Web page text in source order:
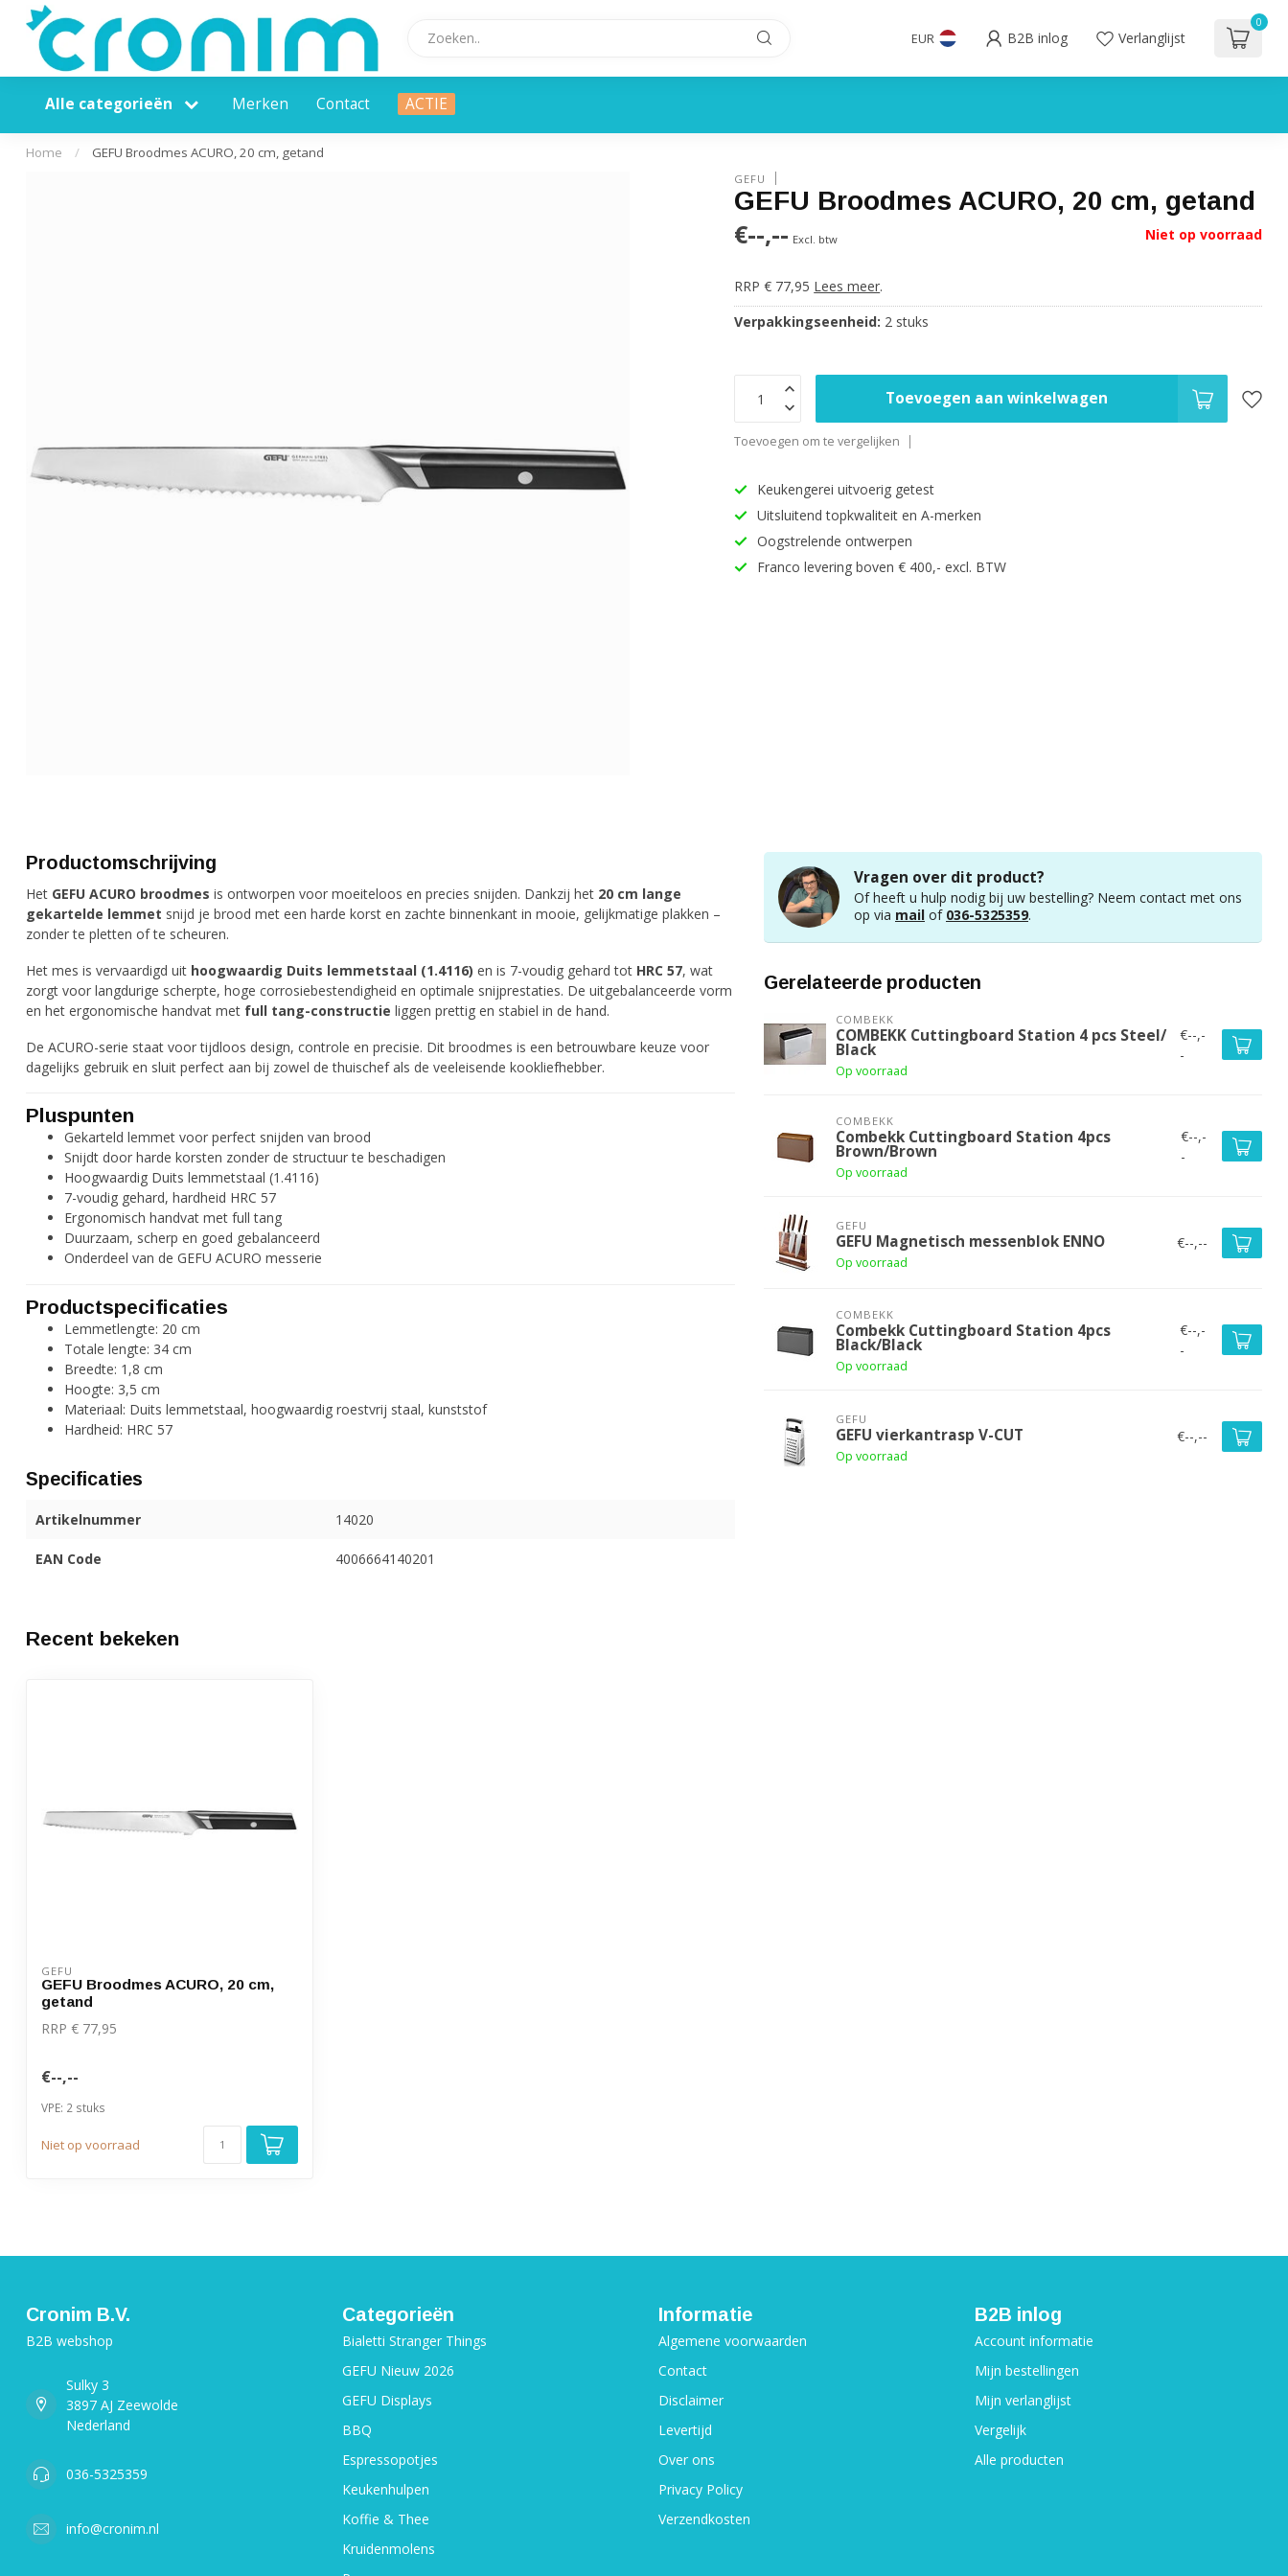
EUR B2B inlog Verlanglijst
0
Alle categorieën Merken Contact ACTIE
Home / GEFU Broodmes ACURO, 20 cm, getand
GEFU
GEFU Broodmes ACURO, 20 cm, getand
€--,-- Excl. btw Niet op voorraad
RRP € 77,95 Lees meer.
Verpakkingseenheid: 2 stuks
Toevoegen aan winkelwagen
Toevoegen om te vergelijken
Keukengerei uitvoerig getest
Uitsluitend topkwaliteit en A-merken
Oogstrelende ontwerpen
Franco levering boven € 400,- excl. BTW
Productomschrijving
Het GEFU ACURO broodmes is ontworpen voor moeiteloos en precies snijden. Dankzij het 20 cm lange
gekartelde lemmet snijd je brood met een harde korst en zachte binnenkant in mooie, gelijkmatige plakken –
zonder te pletten of te scheuren.
Het mes is vervaardigd uit hoogwaardig Duits lemmetstaal (1.4116) en is 7-voudig gehard tot HRC 57, wat
zorgt voor langdurige scherpte, hoge corrosiebestendigheid en optimale snijprestaties. De uitgebalanceerde vorm
en het ergonomische handvat met full tang-constructie liggen prettig en stabiel in de hand.
De ACURO-serie staat voor tijdloos design, controle en precisie. Dit broodmes is een betrouwbare keuze voor
dagelijks gebruik en sluit perfect aan bij zowel de thuischef als de veeleisende kookliefhebber.
Pluspunten
Gekarteld lemmet voor perfect snijden van brood
Snijdt door harde korsten zonder de structuur te beschadigen
Hoogwaardig Duits lemmetstaal (1.4116)
7-voudig gehard, hardheid HRC 57
Ergonomisch handvat met full tang
Duurzaam, scherp en goed gebalanceerd
Onderdeel van de GEFU ACURO messerie
Productspecificaties
Lemmetlengte: 20 cm
Totale lengte: 34 cm
Breedte: 1,8 cm
Hoogte: 3,5 cm
Materiaal: Duits lemmetstaal, hoogwaardig roestvrij staal, kunststof
Hardheid: HRC 57
Specificaties
Artikelnummer 14020
EAN Code 4006664140201
Vragen over dit product?
Of heeft u hulp nodig bij uw bestelling? Neem contact met ons
op via mail of 036-5325359.
Gerelateerde producten
COMBEKK
COMBEKK Cuttingboard Station 4 pcs Steel/
Black
Op voorraad
€--,-
-
COMBEKK
Combekk Cuttingboard Station 4pcs
Brown/Brown
Op voorraad
€--,-
-
GEFU
GEFU Magnetisch messenblok ENNO
Op voorraad
€--,--
COMBEKK
Combekk Cuttingboard Station 4pcs
Black/Black
Op voorraad
€--,-
-
GEFU
GEFU vierkantrasp V-CUT
Op voorraad
€--,--
Recent bekeken
GEFU
GEFU Broodmes ACURO, 20 cm,
getand
RRP € 77,95
€--,--
VPE: 2 stuks
Niet op voorraad
Cronim B.V.
B2B webshop
Sulky 3
3897 AJ Zeewolde
Nederland
036-5325359
info@cronim.nl
Categorieën
Bialetti Stranger Things
GEFU Nieuw 2026
GEFU Displays
BBQ
Espressopotjes
Keukenhulpen
Koffie & Thee
Kruidenmolens
Informatie
Algemene voorwaarden
Contact
Disclaimer
Levertijd
Over ons
Privacy Policy
Verzendkosten
B2B inlog
Account informatie
Mijn bestellingen
Mijn verlanglijst
Vergelijk
Alle producten